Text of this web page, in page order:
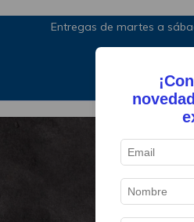
Entregas de martes a